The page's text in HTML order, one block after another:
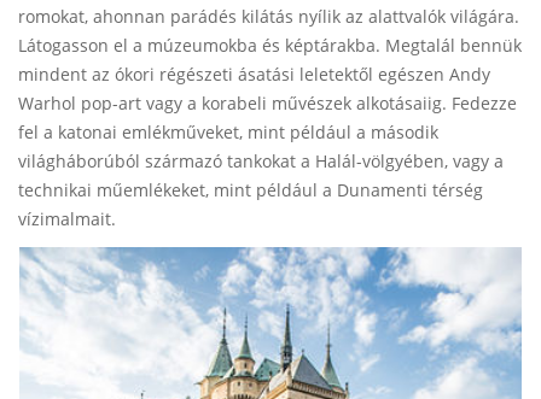
romokat, ahonnan parádés kilátás nyílik az alattvalók világára.
Látogasson el a múzeumokba és képtárakba. Megtalál bennük
mindent az ókori régészeti ásatási leletektől egészen Andy
Warhol pop-art vagy a korabeli művészek alkotásaiig. Fedezze
fel a katonai emlékműveket, mint például a második
világháborúból származó tankokat a Halál-völgyében, vagy a
technikai műemlékeket, mint például a Dunamenti térség
vízimalmait.